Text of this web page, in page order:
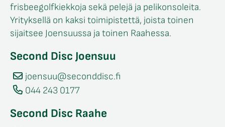
frisbeegolfkiekkoja sekä pelejä ja pelikonsoleita.
Yrityksellä on kaksi toimipistettä, joista toinen
sijaitsee Joensuussa ja toinen Raahessa.
Second Disc Joensuu
joensuu@seconddisc.fi
044 243 0177
Second Disc Raahe